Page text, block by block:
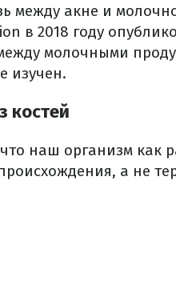
между акне и
в 2018 году
молочными
изучен.
костей
наш организм как
а не